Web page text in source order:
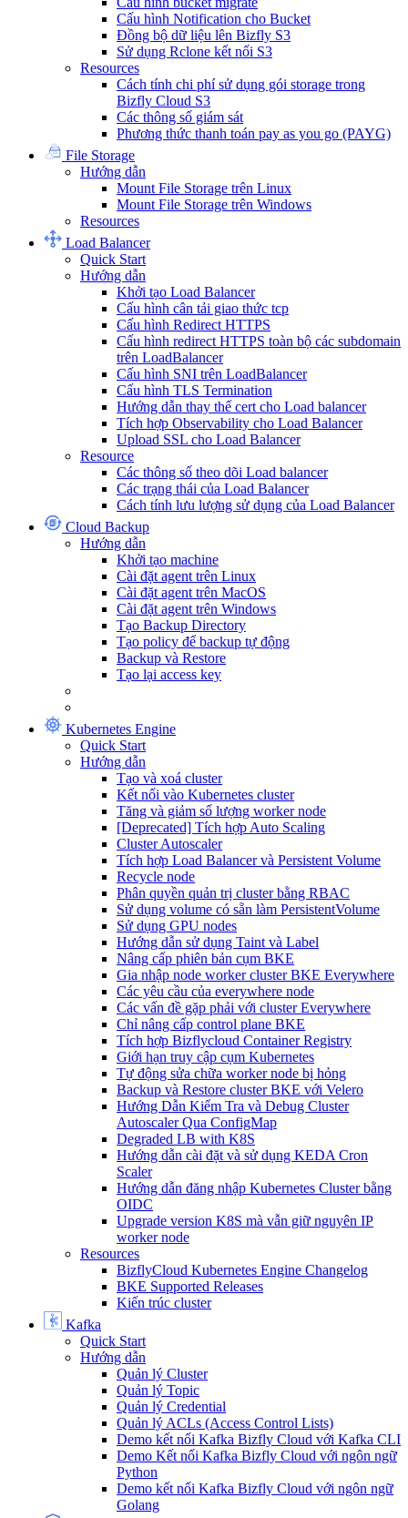
Cấu hình Notification cho Bucket
Đồng bộ dữ liệu lên Bizfly S3
Sử dụng Rclone kết nối S3
Resources
Cách tính chi phí sử dụng gói storage trong
Bizfly Cloud S3
Các thông số giám sát
Phương thức thanh toán pay as you go (PAYG)
File Storage
Hướng dẫn
Mount File Storage trên Linux
Mount File Storage trên Windows
Resources
Load Balancer
Quick Start
Hướng dẫn
Khởi tạo Load Balancer
Cấu hình cân tải giao thức tcp
Cấu hình Redirect HTTPS
Cấu hình redirect HTTPS toàn bộ các subdomain
trên LoadBalancer
Cấu hình SNI trên LoadBalancer
Cấu hình TLS Termination
Hướng dẫn thay thế cert cho Load balancer
Tích hợp Observability cho Load Balancer
Upload SSL cho Load Balancer
Resource
Các thông số theo dõi Load balancer
Các trạng thái của Load Balancer
Cách tính lưu lượng sử dụng của Load Balancer
Cloud Backup
Hướng dẫn
Khởi tạo machine
Cài đặt agent trên Linux
Cài đặt agent trên MacOS
Cài đặt agent trên Windows
Tạo Backup Directory
Tạo policy để backup tự động
Backup và Restore
Tạo lại access key
Kubernetes Engine
Quick Start
Hướng dẫn
Tạo và xoá cluster
Kết nối vào Kubernetes cluster
Tăng và giảm số lượng worker node
[Deprecated] Tích hợp Auto Scaling
Cluster Autoscaler
Tích hợp Load Balancer và Persistent Volume
Recycle node
Phân quyền quản trị cluster bằng RBAC
Sử dụng volume có sẵn làm PersistentVolume
Sử dụng GPU nodes
Hướng dẫn sử dụng Taint và Label
Nâng cấp phiên bản cụm BKE
Gia nhập node worker cluster BKE Everywhere
Các yêu cầu của everywhere node
Các vấn đề gặp phải với cluster Everywhere
Chỉ nâng cấp control plane BKE
Tích hợp Bizflycloud Container Registry
Giới hạn truy cập cụm Kubernetes
Tự động sửa chữa worker node bị hỏng
Backup và Restore cluster BKE với Velero
Hướng Dẫn Kiểm Tra và Debug Cluster
Autoscaler Qua ConfigMap
Degraded LB with K8S
Hướng dẫn cài đặt và sử dụng KEDA Cron
Scaler
Hướng dẫn đăng nhập Kubernetes Cluster bằng
OIDC
Upgrade version K8S mà vẫn giữ nguyên IP
worker node
Resources
BizflyCloud Kubernetes Engine Changelog
BKE Supported Releases
Kiến trúc cluster
Kafka
Quick Start
Hướng dẫn
Quản lý Cluster
Quản lý Topic
Quản lý Credential
Quản lý ACLs (Access Control Lists)
Demo kết nối Kafka Bizfly Cloud với Kafka CLI
Demo Kết nối Kafka Bizfly Cloud với ngôn ngữ
Python
Demo kết nối Kafka Bizfly Cloud với ngôn ngữ
Golang